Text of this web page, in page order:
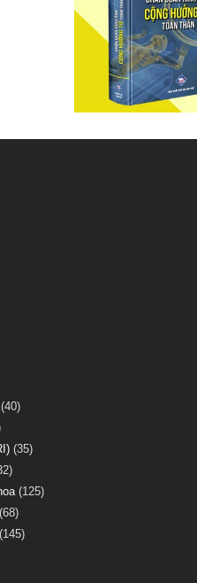
(40)
(35)
(125)
(68)
(145)